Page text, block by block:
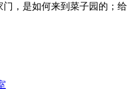
，是如何来到菜子园的；